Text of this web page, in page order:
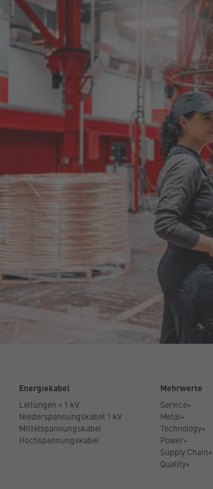
Energiekabel
Leitungen < 1 kV
Niederspannungskabel 1 kV
Mittelspannungskabel
Hochspannungskabel
Mehrwerte
Service+
Metal+
Technology+
Power+
Supply Chain+
Quality+